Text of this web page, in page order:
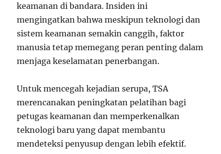
keamanan di bandara. Insiden ini
mengingatkan bahwa meskipun teknologi dan
sistem keamanan semakin canggih, faktor
manusia tetap memegang peran penting dalam
menjaga keselamatan penerbangan.
Untuk mencegah kejadian serupa, TSA
merencanakan peningkatan pelatihan bagi
petugas keamanan dan memperkenalkan
teknologi baru yang dapat membantu
mendeteksi penyusup dengan lebih efektif.